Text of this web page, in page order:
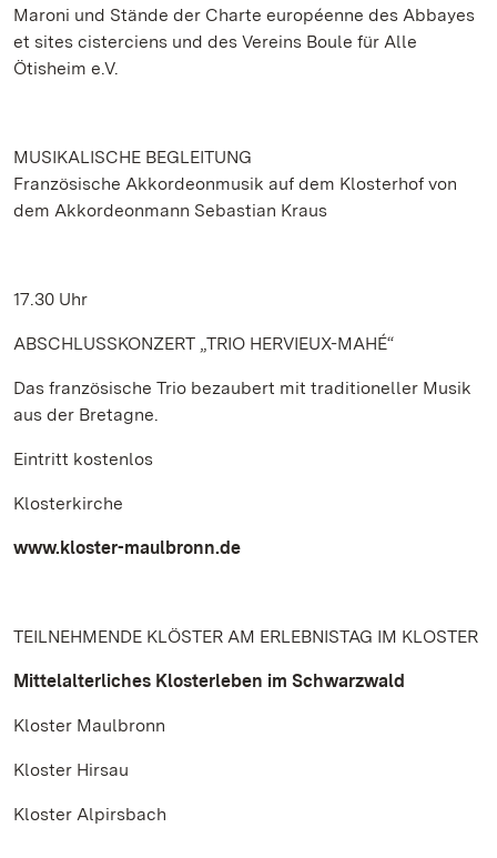
Maroni und Stände der Charte européenne des Abbayes
et sites cisterciens und des Vereins Boule für Alle
Ötisheim e.V.
MUSIKALISCHE BEGLEITUNG
Französische Akkordeonmusik auf dem Klosterhof von
dem Akkordeonmann Sebastian Kraus
17.30 Uhr
ABSCHLUSSKONZERT „TRIO HERVIEUX-MAHÉ“
Das französische Trio bezaubert mit traditioneller Musik
aus der Bretagne.
Eintritt kostenlos
Klosterkirche
www.kloster-maulbronn.de
TEILNEHMENDE KLÖSTER AM ERLEBNISTAG IM KLOSTER
Mittelalterliches Klosterleben im Schwarzwald
Kloster Maulbronn
Kloster Hirsau
Kloster Alpirsbach